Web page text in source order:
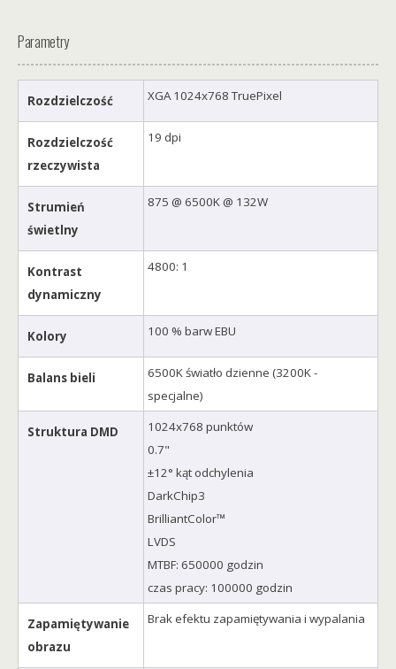
Parametry
Rozdzielczość XGA 1024x768 TruePixel
Rozdzielczość
rzeczywista
19 dpi
Strumień
świetlny
875 @ 6500K @ 132W
Kontrast
dynamiczny
4800: 1
Kolory 100 % barw EBU
Balans bieli
6500K światło dzienne (3200K -
specjalne)
Struktura DMD
1024x768 punktów
0.7"
±12° kąt odchylenia
DarkChip3
BrilliantColor™
LVDS
MTBF: 650000 godzin
czas pracy: 100000 godzin
Zapamiętywanie
obrazu
Brak efektu zapamiętywania i wypalania